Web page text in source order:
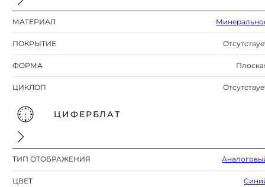
МАТЕРИАЛ
ПОКРЫТИЕ
ФОРМА
ЦИКЛОП
ЦИФЕРБЛАТ
ТИП ОТОБРАЖЕНИЯ
ЦВЕТ